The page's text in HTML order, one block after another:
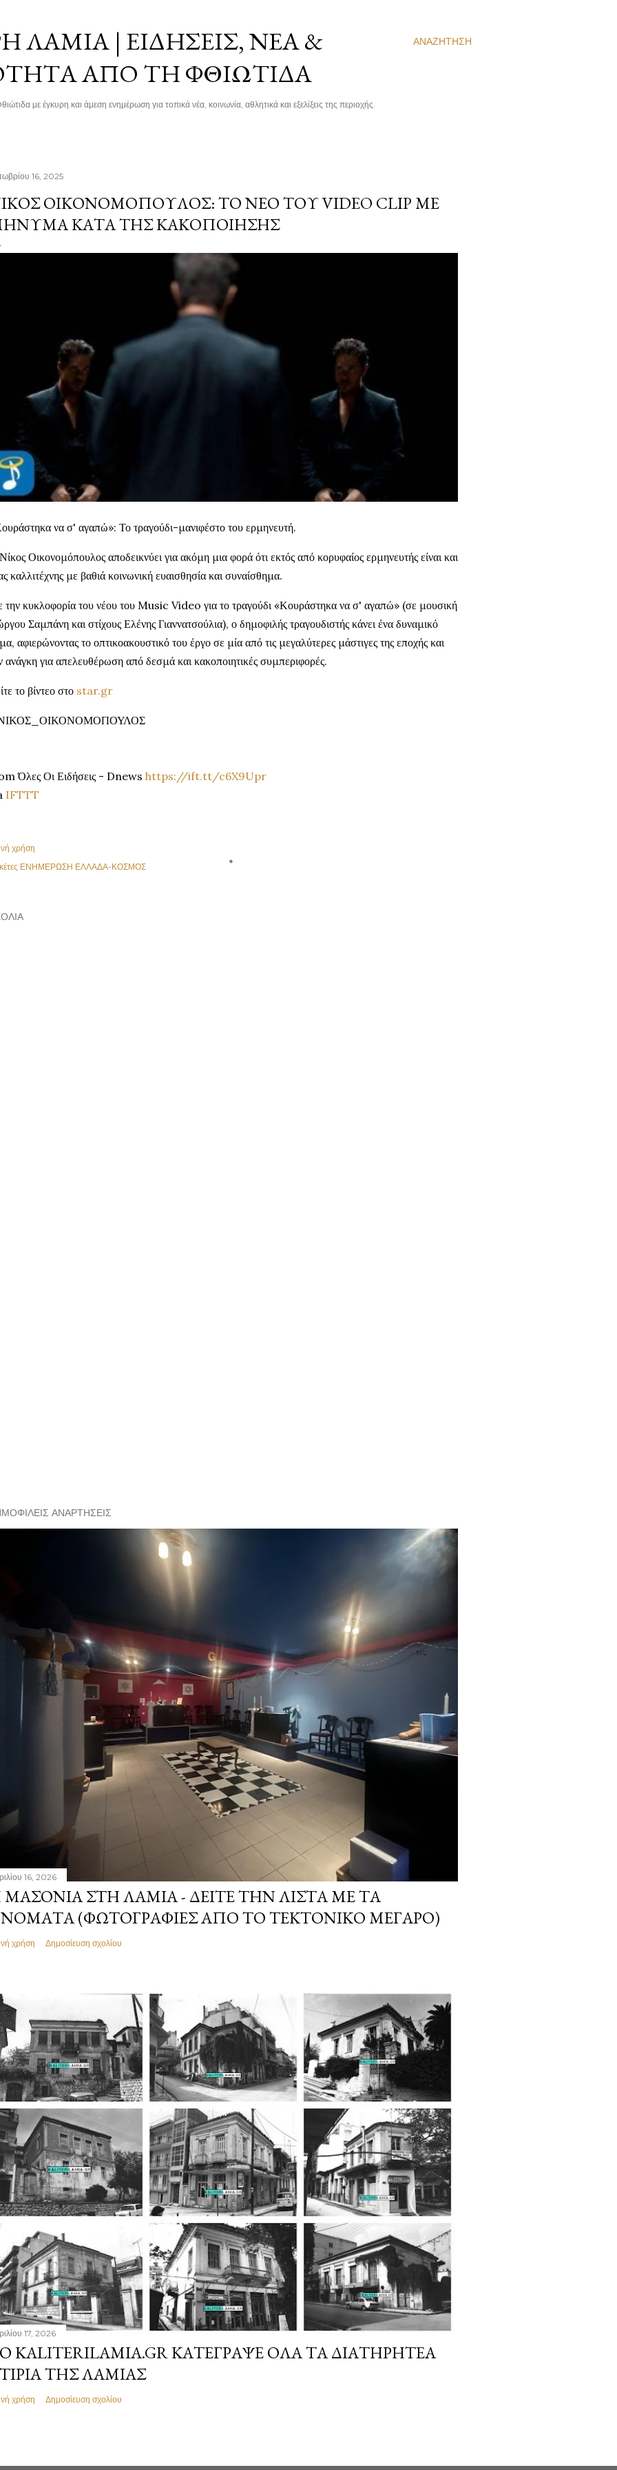
ΑΝΑΖΉΤΗΣΗ
ΛΑΜΊΑ | ΕΙΔΉΣΕΙΣ, ΝΈΑ &
ΑΠΌ ΤΗ ΦΘΙΏΤΙΔΑ
με έγκυρη και άμεση ενημέρωση για τοπικά νέα, κοινωνία, αθλητικά και εξελίξεις της περιοχής.
16, 2025
ΟΙΚΟΝΟΜΌΠΟΥΛΟΣ: ΤΟ ΝΈΟ ΤΟΥ VIDEO CLIP ΜΕ
ΚΑΤΆ ΤΗΣ ΚΑΚΟΠΟΊΗΣΗΣ
να σ' αγαπώ»: Το τραγούδι-μανιφέστο του ερμηνευτή.
Οικονομόπουλος αποδεικνύει για ακόμη μια φορά ότι εκτός από κορυφαίος ερμηνευτής είναι και
καλλιτέχνης με βαθιά κοινωνική ευαισθησία και συναίσθημα.
κυκλοφορία του νέου του Music Video για το τραγούδι «Κουράστηκα να σ' αγαπώ» (σε μουσική
Σαμπάνη και στίχους Ελένης Γιαννατσούλια), ο δημοφιλής τραγουδιστής κάνει ένα δυναμικό
αφιερώνοντας το οπτικοακουστικό του έργο σε μία από τις μεγαλύτερες μάστιγες της εποχής και
ανάγκη για απελευθέρωση από δεσμά και κακοποιητικές συμπεριφορές.
το βίντεο στο star.gr
Όλες Οι Ειδήσεις - Dnews https://ift.tt/c6X9Upr
IFTTT
χρήση
ΕΝΗΜΕΡΩΣΗ ΕΛΛΑΔΑ-ΚΟΣΜΟΣ
ΑΝΑΡΤΉΣΕΙΣ
16, 2026
ΣΤΗ ΛΑΜΊΑ - ΔΕΊΤΕ ΤΗΝ ΛΊΣΤΑ ΜΕ ΤΑ
(ΦΩΤΟΓΡΑΦΊΕΣ ΑΠΌ ΤΟ ΤΕΚΤΟΝΙΚΌ ΜΈΓΑΡΟ)
χρήση Δημοσίευση σχολίου
17, 2026
KALITERILAMIA.GR ΚΑΤΈΓΡΑΨΕ ΌΛΑ ΤΑ ΔΙΑΤΗΡΗΤΈΑ
ΤΗΣ ΛΑΜΊΑΣ
χρήση Δημοσίευση σχολίου